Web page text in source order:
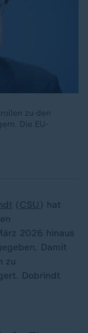
zu den
Die EU-
(CSU ) hat
2026 hinaus
Damit
zu
Dobrindt